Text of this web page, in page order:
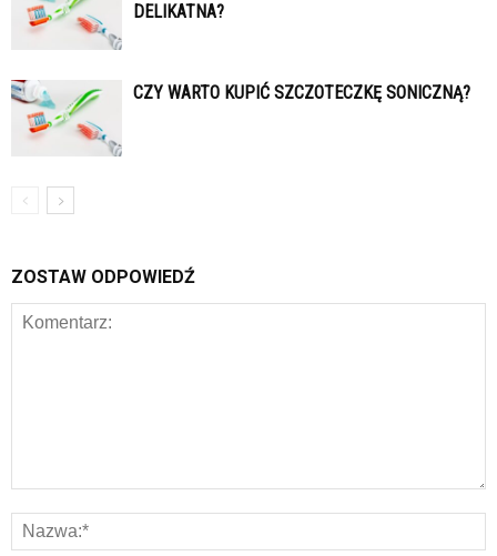
DELIKATNA?
CZY WARTO KUPIĆ SZCZOTECZKĘ SONICZNĄ?
ZOSTAW ODPOWIEDŹ